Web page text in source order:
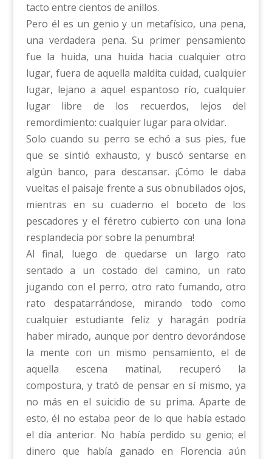
tacto entre cientos de anillos.
Pero él es un genio y un metafísico, una pena,
una verdadera pena. Su primer pensamiento
fue la huida, una huida hacia cualquier otro
lugar, fuera de aquella maldita cuidad, cualquier
lugar, lejano a aquel espantoso río, cualquier
lugar libre de los recuerdos, lejos del
remordimiento: cualquier lugar para olvidar.
Solo cuando su perro se echó a sus pies, fue
que se sintió exhausto, y buscó sentarse en
algún banco, para descansar. ¡Cómo le daba
vueltas el paisaje frente a sus obnubilados ojos,
mientras en su cuaderno el boceto de los
pescadores y el féretro cubierto con una lona
resplandecía por sobre la penumbra!
Al final, luego de quedarse un largo rato
sentado a un costado del camino, un rato
jugando con el perro, otro rato fumando, otro
rato despatarrándose, mirando todo como
cualquier estudiante feliz y haragán podría
haber mirado, aunque por dentro devorándose
la mente con un mismo pensamiento, el de
aquella escena matinal, recuperó la
compostura, y trató de pensar en sí mismo, ya
no más en el suicidio de su prima. Aparte de
esto, él no estaba peor de lo que había estado
el día anterior. No había perdido su genio; el
dinero que había ganado en Florencia aún